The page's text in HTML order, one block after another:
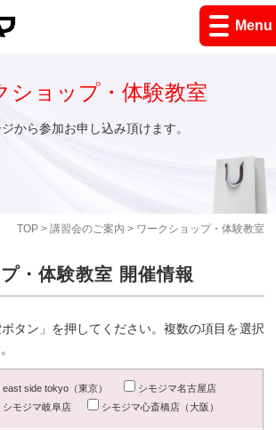
Menu
TOP> 講習会のご案内 > ワークショップ・体験教室
ショップ・体験教室
から参加お申し込み頂けます。
・体験教室 開催情報
タン」を押してください。複数の項目を選択
east side tokyo（東京）
シモジマ名古屋店
シモジマ岐阜店
シモジマ心斎橋店（大阪）